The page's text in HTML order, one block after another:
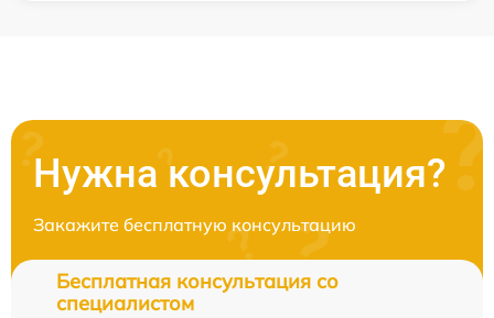
Нужна консультация?
Закажите бесплатную консультацию
Бесплатная консультация со
специалистом